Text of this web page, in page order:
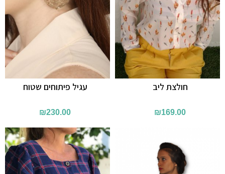
עגיל פיתוחים שטוח
₪230.00
חולצת ליב
₪169.00